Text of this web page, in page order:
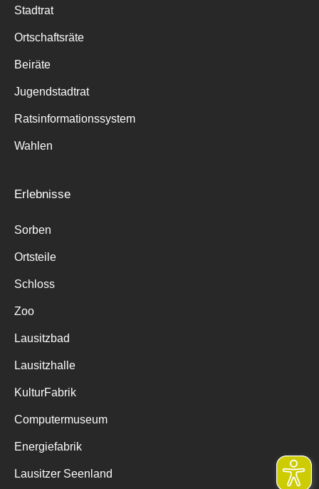
Stadtrat
Ortschaftsräte
Beiräte
Jugendstadtrat
Ratsinformationssystem
Wahlen
Erlebnisse
Sorben
Ortsteile
Schloss
Zoo
Lausitzbad
Lausitzhalle
KulturFabrik
Computermuseum
Energiefabrik
Lausitzer Seenland